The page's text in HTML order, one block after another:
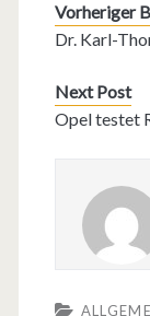
Vorheriger
Dr. Karl-
Next Post
Opel testet